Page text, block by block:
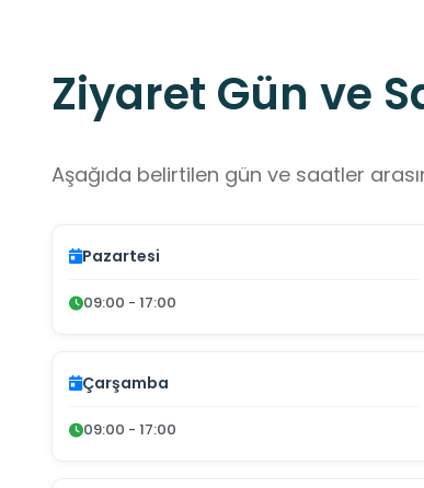
Ziyaret Gün ve
Aşağıda belirtilen gün ve saatler
Pazartesi
09:00 - 17:00
Çarşamba
09:00 - 17:00